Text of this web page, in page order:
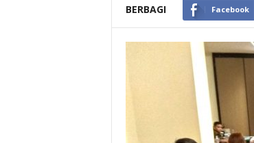
BERBAGI Facebook